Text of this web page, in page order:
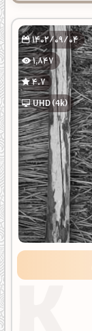
1402/09/04
1,847
4.7
UHD (4k)